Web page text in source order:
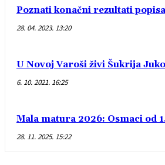
Poznati konačni rezultati
28. 04. 2023. 13:20
U Novoj Varoši živi Šukrija
6. 10. 2021. 16:25
Mala matura 2026: Osmaci od
28. 11. 2025. 15:22